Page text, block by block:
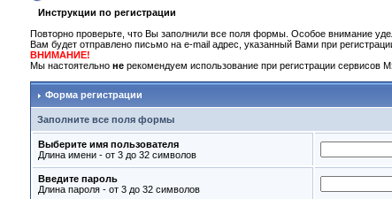
Инструкции по регистрации
Повторно проверьте, что Вы заполнили все поля формы. Особое внимание
Вам будет отправлено письмо на e-mail адрес, указанный Вами при
ВНИМАНИЕ!
Мы настоятельно нерекомендуем использование при регистрации сервисов
Форма регистрации
Заполните все поля формы
Выберите имя пользователя
Длина имени - от 3 до 32 символов
Введите пароль
Длина пароля - от 3 до 32 символов